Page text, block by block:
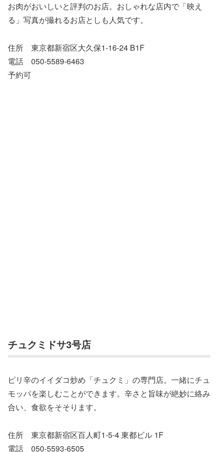
お肉がおいしいと評判のお店。おしゃれな店内で「映え
る」写真が撮れるお店としも人気です。
住所 東京都新宿区大久保1-16-24 B1F
電話 050-5589-6463
予約可
チュクミドサ3号店
​ピリ辛のイイダコ炒め「チュクミ」の専門店。一緒にチュ
モッパを楽しむことができます。​辛さと旨味が絶妙に絡み
合い、食欲をそそります。
住所 東京都新宿区百人町1-5-4 東都ビル 1F
電話 050-5593-6505